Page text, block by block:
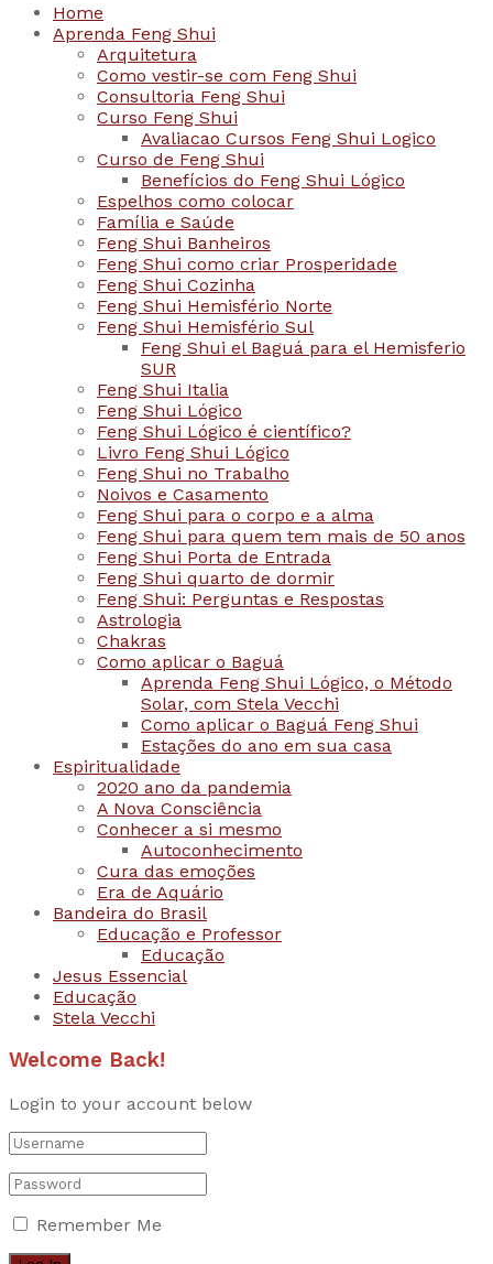
Home
Aprenda Feng Shui
Arquitetura
Como vestir-se com Feng Shui
Consultoria Feng Shui
Curso Feng Shui
Avaliacao Cursos Feng Shui Logico
Curso de Feng Shui
Benefícios do Feng Shui Lógico
Espelhos como colocar
Família e Saúde
Feng Shui Banheiros
Feng Shui como criar Prosperidade
Feng Shui Cozinha
Feng Shui Hemisfério Norte
Feng Shui Hemisfério Sul
Feng Shui el Baguá para el Hemisferio
SUR
Feng Shui Italia
Feng Shui Lógico
Feng Shui Lógico é científico?
Livro Feng Shui Lógico
Feng Shui no Trabalho
Noivos e Casamento
Feng Shui para o corpo e a alma
Feng Shui para quem tem mais de 50 anos
Feng Shui Porta de Entrada
Feng Shui quarto de dormir
Feng Shui: Perguntas e Respostas
Astrologia
Chakras
Como aplicar o Baguá
Aprenda Feng Shui Lógico, o Método
Solar, com Stela Vecchi
Como aplicar o Baguá Feng Shui
Estações do ano em sua casa
Espiritualidade
2020 ano da pandemia
A Nova Consciência
Conhecer a si mesmo
Autoconhecimento
Cura das emoções
Era de Aquário
Bandeira do Brasil
Educação e Professor
Educação
Jesus Essencial
Educação
Stela Vecchi
Welcome Back!
Login to your account below
Remember Me